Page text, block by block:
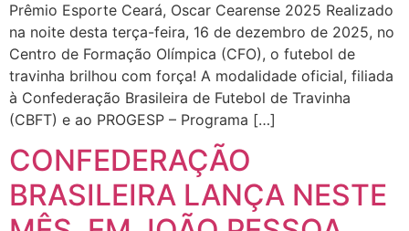
Prêmio Esporte Ceará, Oscar Cearense 2025 Realizado
na noite desta terça-feira, 16 de dezembro de 2025, no
Centro de Formação Olímpica (CFO), o futebol de
travinha brilhou com força! A modalidade oficial, filiada
à Confederação Brasileira de Futebol de Travinha
(CBFT) e ao PROGESP – Programa […]
CONFEDERAÇÃO
BRASILEIRA LANÇA NESTE